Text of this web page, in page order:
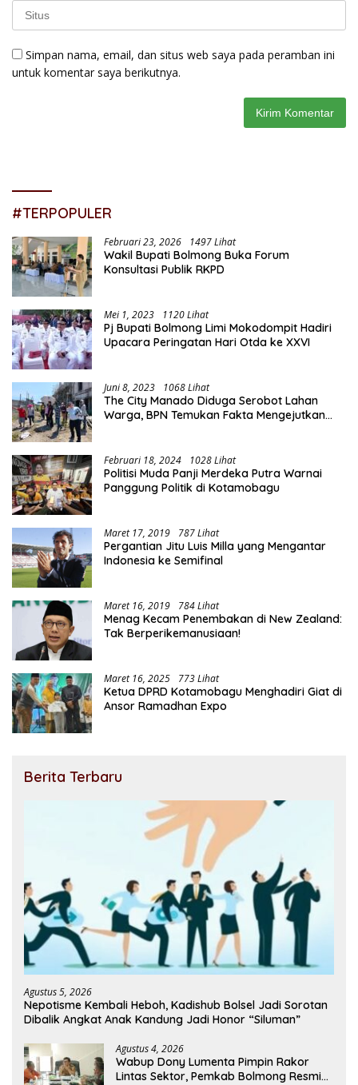
Simpan nama, email, dan situs web saya pada peramban ini
untuk komentar saya berikutnya.
#TERPOPULER
Februari 23, 2026 1497 Lihat
Wakil Bupati Bolmong Buka Forum
Konsultasi Publik RKPD
Mei 1, 2023 1120 Lihat
Pj Bupati Bolmong Limi Mokodompit Hadiri
Upacara Peringatan Hari Otda ke XXVI
Juni 8, 2023 1068 Lihat
The City Manado Diduga Serobot Lahan
Warga, BPN Temukan Fakta Mengejutkan
Februari 18, 2024 1028 Lihat
Politisi Muda Panji Merdeka Putra Warnai
Panggung Politik di Kotamobagu
Maret 17, 2019 787 Lihat
Pergantian Jitu Luis Milla yang Mengantar
Indonesia ke Semifinal
Maret 16, 2019 784 Lihat
Menag Kecam Penembakan di New Zealand:
Tak Berperikemanusiaan!
Maret 16, 2025 773 Lihat
Ketua DPRD Kotamobagu Menghadiri Giat di
Ansor Ramadhan Expo
Berita Terbaru
Agustus 5, 2026
Nepotisme Kembali Heboh, Kadishub Bolsel Jadi Sorotan
Dibalik Angkat Anak Kandung Jadi Honor “Siluman”
Agustus 4, 2026
Wabup Dony Lumenta Pimpin Rakor
Lintas Sektor, Pemkab Bolmong Resmi